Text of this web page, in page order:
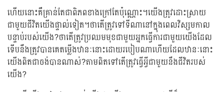
ហើយនោះគឺគ្រាន់តែជាពិភពខាងក្រៅតែប៉ុណ្ណោះ។យើងត្រូវដោះស្រាយ
ជាមួយជីវិតយើងផ្ទាល់ទៀត។ថាតើត្រូវទៅទីណានៅក្នុងពេលវិស្សមកាល
បន្ទាប់របស់យើង?ថាតើត្រូវប្រឈមមុខជាមួយអ្នកធ្វើការជាមួយយើងដែល
ទើបនឹងត្រូវបានគេតម្លើងឋានៈនោះដោយរបៀបណាហើយដែលឋានៈនោះ
យើងពិតជាចង់បានណាស់?តាមពិតទៅតើត្រូវធ្វើអ្វីជាមួយនឹងជីវិតរបស់
យើង?